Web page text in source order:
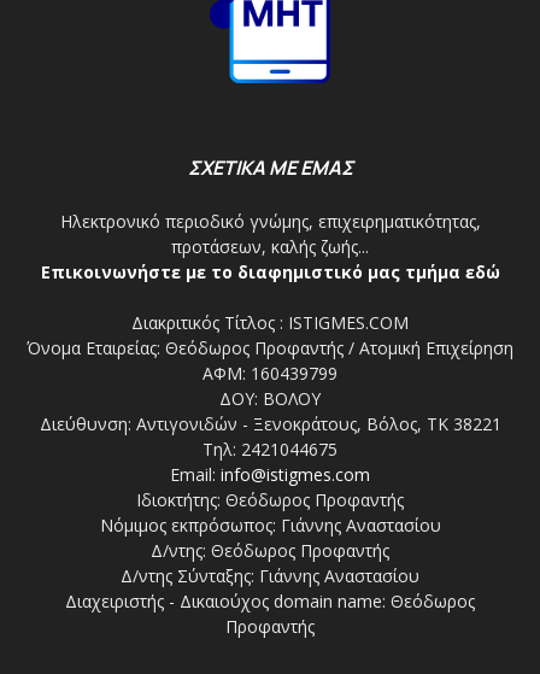
ΣΧΕΤΙΚΑ ΜΕ ΕΜΑΣ
Ηλεκτρονικό περιοδικό γνώμης, επιχειρηματικότητας,
προτάσεων, καλής ζωής...
Επικοινωνήστε με το διαφημιστικό μας τμήμα εδώ
Διακριτικός Τίτλος : ISTIGMES.COM
Όνομα Εταιρείας: Θεόδωρος Προφαντής / Ατομική Επιχείρηση
ΑΦΜ: 160439799
ΔΟΥ: ΒΟΛΟΥ
Διεύθυνση: Αντιγονιδών - Ξενοκράτους, Βόλος, ΤΚ 38221
Τηλ: 2421044675
Email: info@istigmes.com
Ιδιοκτήτης: Θεόδωρος Προφαντής
Νόμιμος εκπρόσωπος: Γιάννης Αναστασίου
Δ/ντης: Θεόδωρος Προφαντής
Δ/ντης Σύνταξης: Γιάννης Αναστασίου
Διαχειριστής - Δικαιούχος domain name: Θεόδωρος
Προφαντής